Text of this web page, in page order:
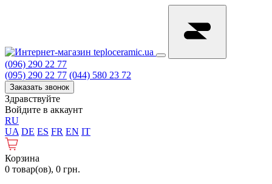
(096) 290 22 77
(095) 290 22 77 (044) 580 23 72
Заказать звонок
Здравствуйте
Войдите в аккаунт
RU
UA DE ES FR EN IT
Корзина
0 товар(ов), 0 грн.